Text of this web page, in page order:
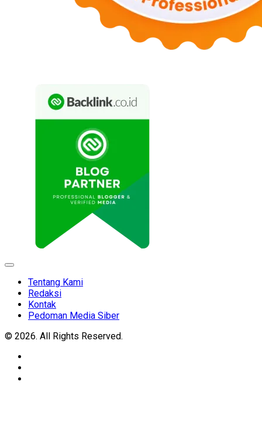
Expand
Tentang Kami
Redaksi
Kontak
Pedoman Media Siber
© 2026. All Rights Reserved.